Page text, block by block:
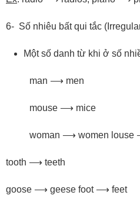
6- Số nhiêu bất qui tắc
Một số danh từ khi ở số
man ⟶ men
mouse ⟶ mice
woman ⟶ women louse
tooth ⟶ teeth
goose ⟶ geese foot ⟶ feet